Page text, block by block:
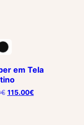
em Tela
€ 115.00€